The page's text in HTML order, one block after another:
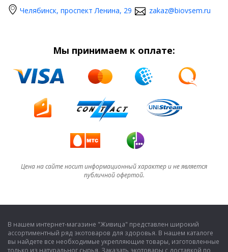
Челябинск, проспект Ленина, 29 zakaz@biovsem.ru
Мы принимаем к оплате:
Цена на сайте носит информационный характер и не является
публичной офертой.
В нашем интернет-магазине "Живица" представлен широкий
ассортиментный ряд экотоваров для здоровья. В нашем каталоге
вы найдете все необходимые укрепляющие товары, изготовленные
только из натуральног сырья. Заказать экотовары с доставкой по